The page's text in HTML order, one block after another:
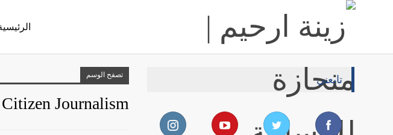
تصفح الوسم
Citizen Journalism
تابعني